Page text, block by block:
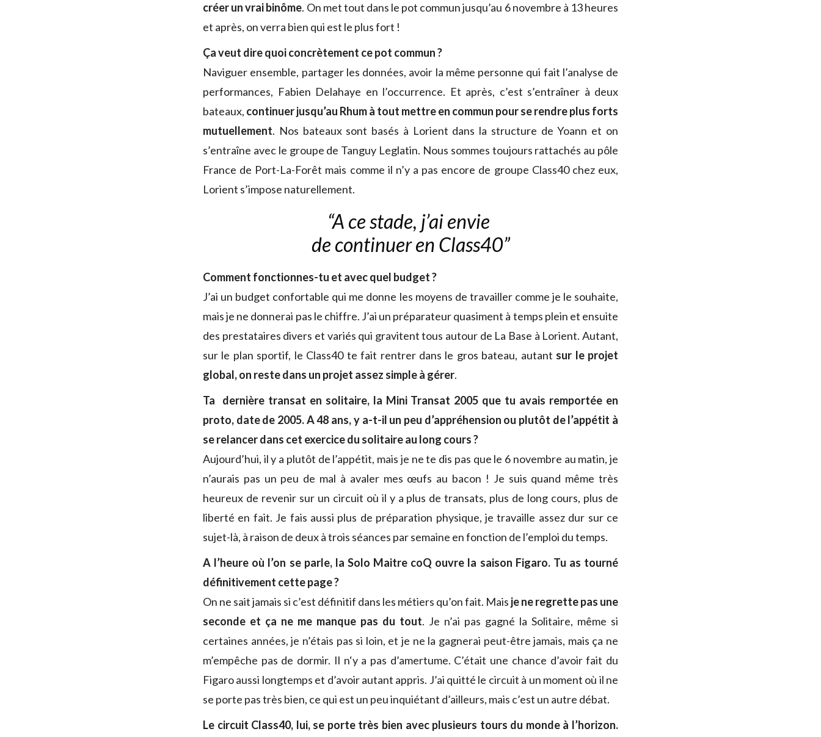
créer un vrai binôme. On met tout dans le pot commun jusqu’au 6 novembre à 13 heures
et après, on verra bien qui est le plus fort !
Ça veut dire quoi concrètement ce pot commun ?
Naviguer ensemble, partager les données, avoir la même personne qui fait l’analyse de
performances, Fabien Delahaye en l’occurrence. Et après, c’est s’entraîner à deux
bateaux, continuer jusqu’au Rhum à tout mettre en commun pour se rendre plus forts
mutuellement. Nos bateaux sont basés à Lorient dans la structure de Yoann et on
s’entraîne avec le groupe de Tanguy Leglatin. Nous sommes toujours rattachés au pôle
France de Port-La-Forêt mais comme il n’y a pas encore de groupe Class40 chez eux,
Lorient s’impose naturellement.
“A ce stade, j’ai envie
de continuer en Class40”
Comment fonctionnes-tu et avec quel budget ?
J’ai un budget confortable qui me donne les moyens de travailler comme je le souhaite,
mais je ne donnerai pas le chiffre. J’ai un préparateur quasiment à temps plein et ensuite
des prestataires divers et variés qui gravitent tous autour de La Base à Lorient. Autant,
sur le plan sportif, le Class40 te fait rentrer dans le gros bateau, autant sur le projet
global, on reste dans un projet assez simple à gérer.
Ta dernière transat en solitaire, la Mini Transat 2005 que tu avais remportée en
proto, date de 2005. A 48 ans, y a-t-il un peu d’appréhension ou plutôt de l’appétit à
se relancer dans cet exercice du solitaire au long cours ?
Aujourd’hui, il y a plutôt de l’appétit, mais je ne te dis pas que le 6 novembre au matin, je
n’aurais pas un peu de mal à avaler mes œufs au bacon ! Je suis quand même très
heureux de revenir sur un circuit où il y a plus de transats, plus de long cours, plus de
liberté en fait. Je fais aussi plus de préparation physique, je travaille assez dur sur ce
sujet-là, à raison de deux à trois séances par semaine en fonction de l’emploi du temps.
A l’heure où l’on se parle, la Solo Maitre coQ ouvre la saison Figaro. Tu as tourné
définitivement cette page ?
On ne sait jamais si c’est définitif dans les métiers qu’on fait. Mais je ne regrette pas une
seconde et ça ne me manque pas du tout. Je n’ai pas gagné la Solitaire, même si
certaines années, je n’étais pas si loin, et je ne la gagnerai peut-être jamais, mais ça ne
m’empêche pas de dormir. Il n‘y a pas d’amertume. C’était une chance d’avoir fait du
Figaro aussi longtemps et d’avoir autant appris. J’ai quitté le circuit à un moment où il ne
se porte pas très bien, ce qui est un peu inquiétant d’ailleurs, mais c’est un autre débat.
Le circuit Class40, lui, se porte très bien avec plusieurs tours du monde à l’horizon.